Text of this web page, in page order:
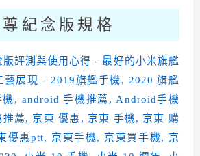
紀念版規格